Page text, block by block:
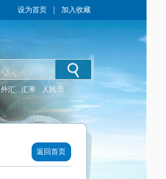
设为首页 加入收藏
外汇 汇率 人民币
返回首页